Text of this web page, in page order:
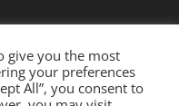
give you the most
your preferences
All”, you consent to